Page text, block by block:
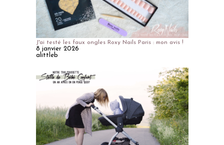
J'ai testé les faux ongles Roxy Nails Paris : mon avis !
8 janvier 2026
alittleb